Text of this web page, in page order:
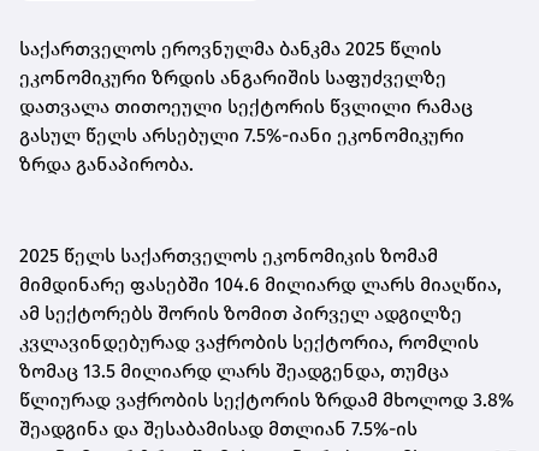
საქართველოს ეროვნულმა ბანკმა 2025 წლის
ეკონომიკური ზრდის ანგარიშის საფუძველზე
დათვალა თითოეული სექტორის წვლილი რამაც
გასულ წელს არსებული 7.5%-იანი ეკონომიკური
ზრდა განაპირობა.
2025 წელს საქართველოს ეკონომიკის ზომამ
მიმდინარე ფასებში 104.6 მილიარდ ლარს მიაღწია,
ამ სექტორებს შორის ზომით პირველ ადგილზე
კვლავინდებურად ვაჭრობის სექტორია, რომლის
ზომაც 13.5 მილიარდ ლარს შეადგენდა, თუმცა
წლიურად ვაჭრობის სექტორის ზრდამ მხოლოდ 3.8%
შეადგინა და შესაბამისად მთლიან 7.5%-ის